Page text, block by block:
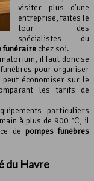
visiter plus d’une
entreprise, faites le
tour des
spécialistes du
funéraire chez soi.
il faut donc se
pour organiser
peut économiser sur le
les tarifs de
particuliers
à plus de 900 °C, il
de pompes funèbres
du Havre